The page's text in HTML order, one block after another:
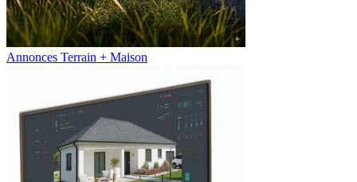
Annonces Terrain + Maison